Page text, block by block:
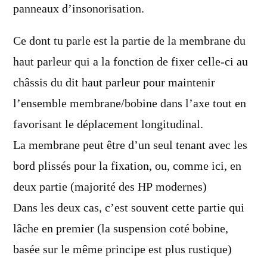
panneaux d’insonorisation.
Ce dont tu parle est la partie de la membrane du
haut parleur qui a la fonction de fixer celle-ci au
châssis du dit haut parleur pour maintenir
l’ensemble membrane/bobine dans l’axe tout en
favorisant le déplacement longitudinal.
La membrane peut être d’un seul tenant avec les
bord plissés pour la fixation, ou, comme ici, en
deux partie (majorité des HP modernes)
Dans les deux cas, c’est souvent cette partie qui
lâche en premier (la suspension coté bobine,
basée sur le même principe est plus rustique)